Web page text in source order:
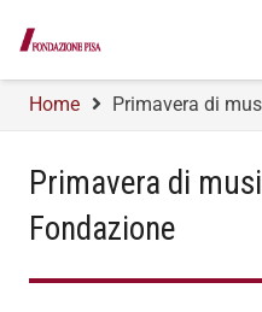
Home Primavera di
Primavera di
Fondazione